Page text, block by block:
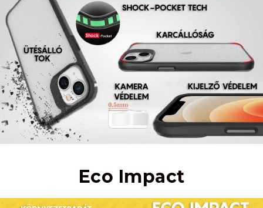
Eco Impact